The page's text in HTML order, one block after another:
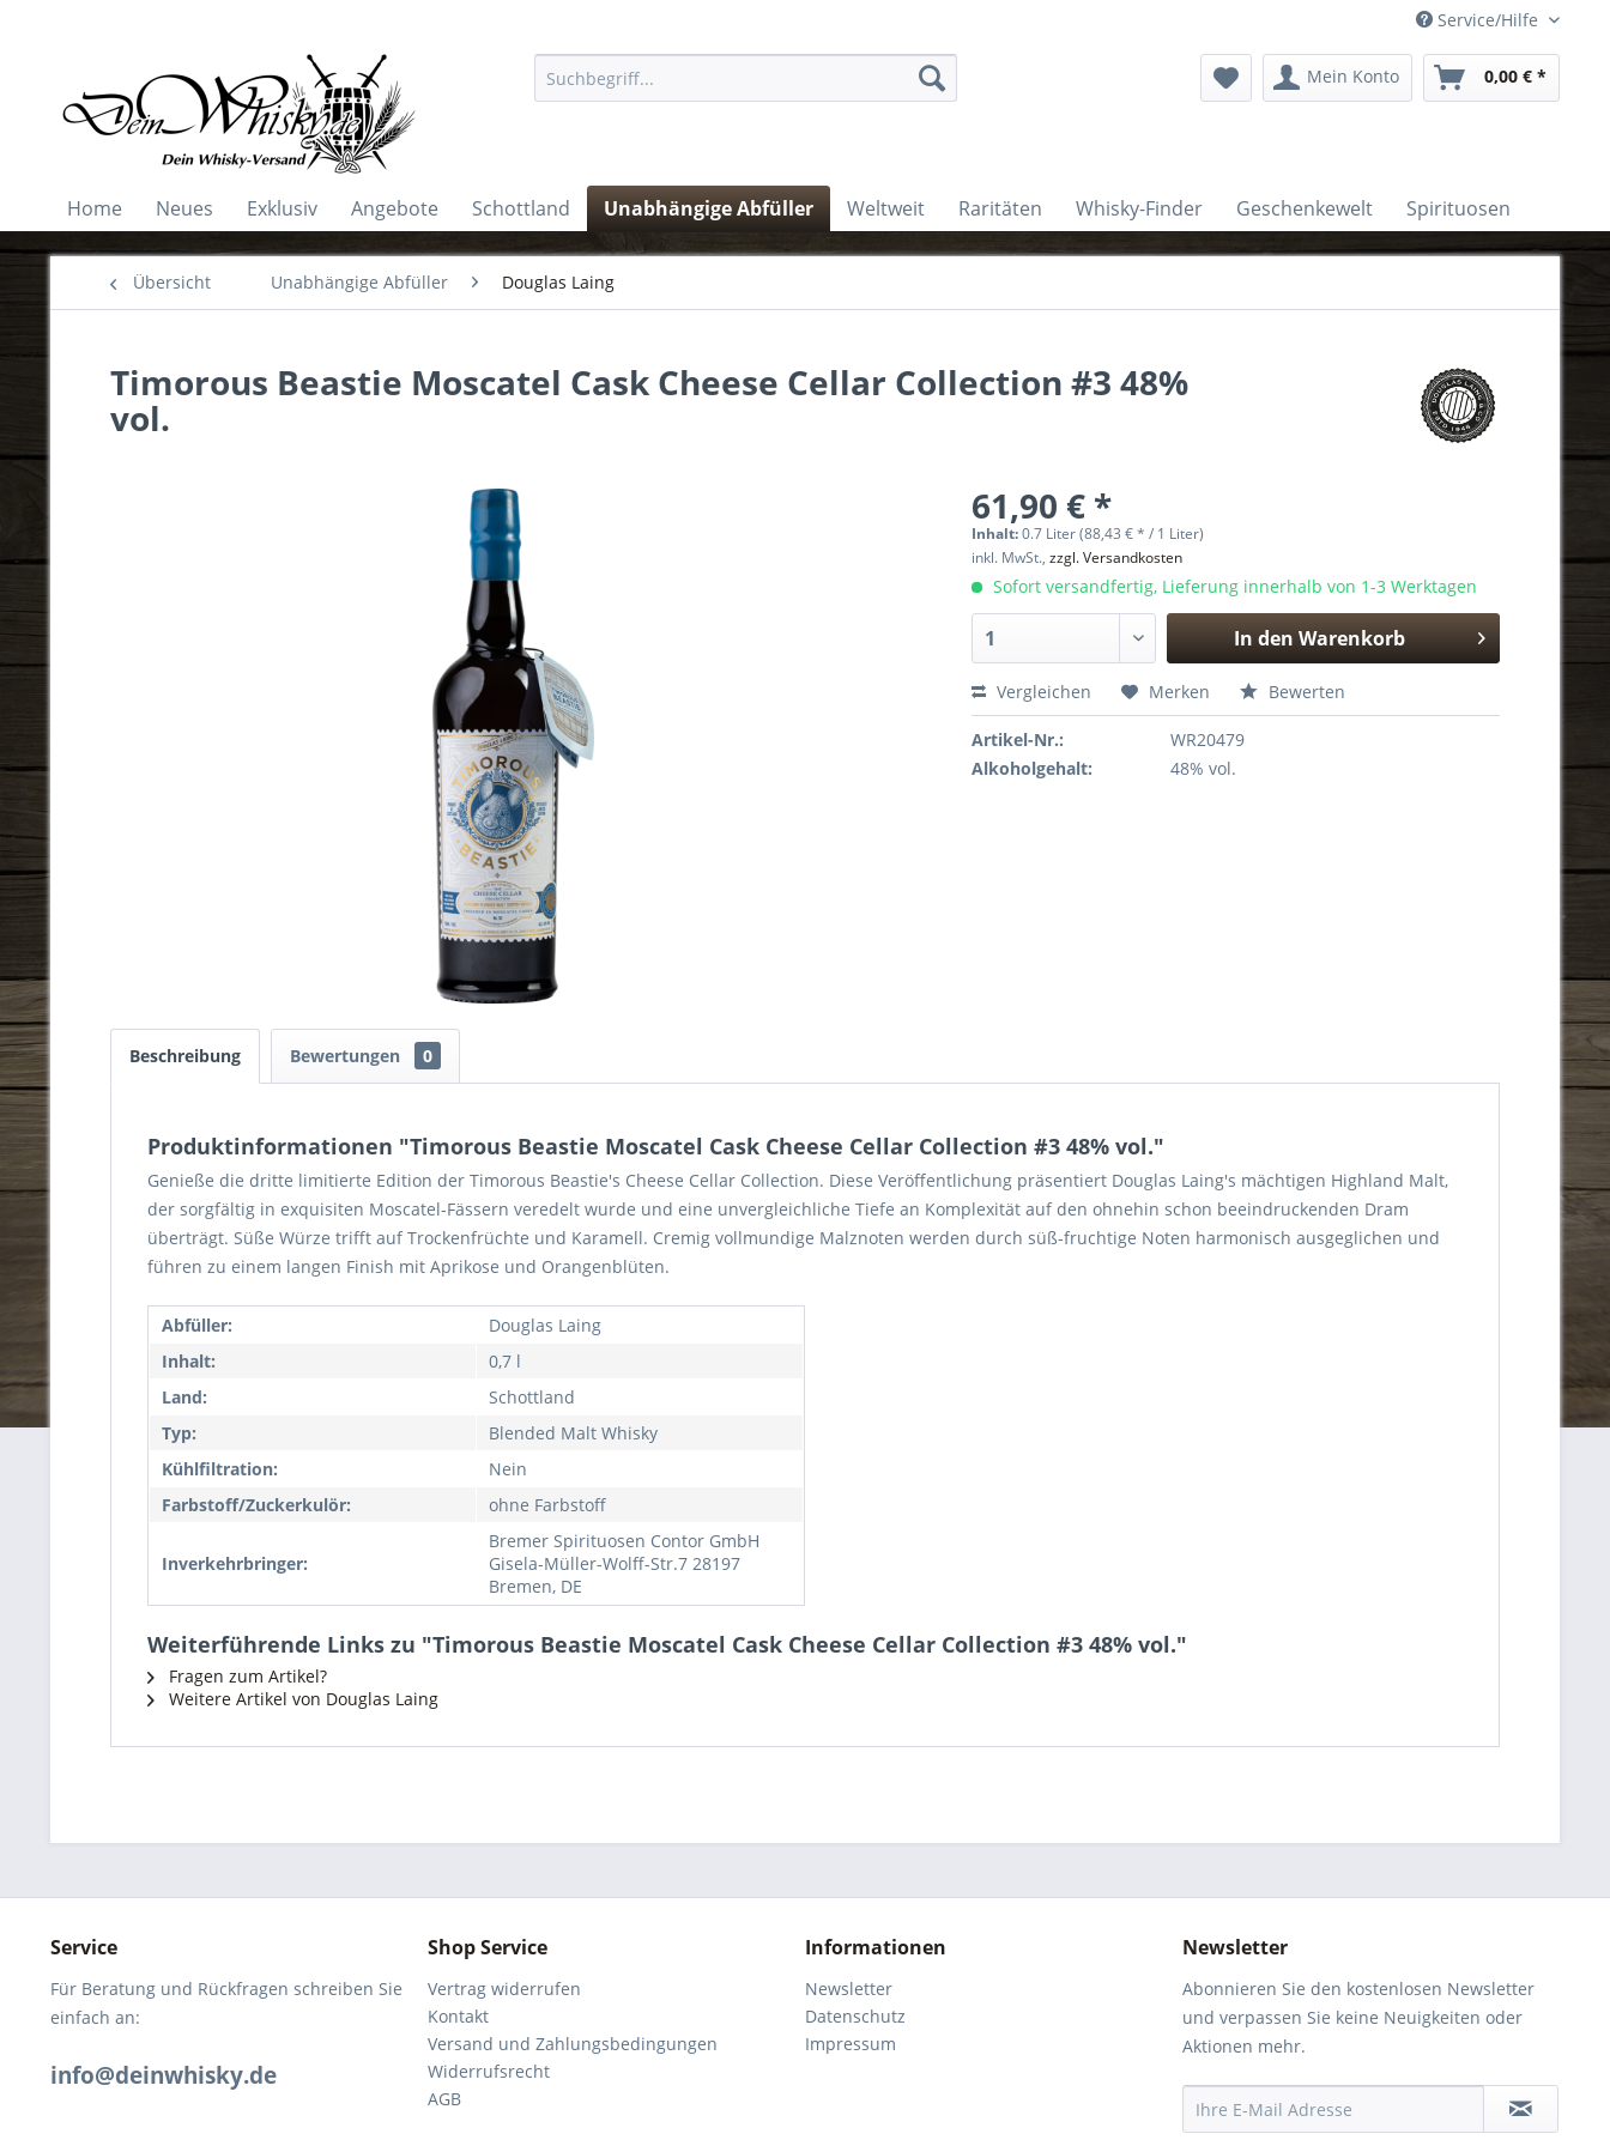
Service/Hilfe
Mein Konto 0,00 € *
Home Neues Exklusiv Angebote Schottland Unabhängige Abfüller Weltweit Raritäten Whisky-Finder Geschenkewelt Spirituosen
Übersicht Unabhängige Abfüller Douglas Laing
Timorous Beastie Moscatel Cask Cheese Cellar Collection #3 48%
vol.
61,90 € *
Inhalt:0.7 Liter (88,43 € * / 1 Liter)
inkl. MwSt.,zzgl. Versandkosten
Sofort versandfertig, Lieferung innerhalb von 1-3 Werktagen
In den Warenkorb
Hinzugefügt
Vergleichen Merken Bewerten
Artikel-Nr.:
WR20479
Alkoholgehalt:
48% vol.
Beschreibung Bewertungen 0
Produktinformationen "Timorous Beastie Moscatel Cask Cheese Cellar Collection #3 48% vol."
Genieße die dritte limitierte Edition der Timorous Beastie's Cheese Cellar Collection. Diese Veröffentlichung präsentiert Douglas Laing's mächtigen Highland Malt,
der sorgfältig in exquisiten Moscatel-Fässern veredelt wurde und eine unvergleichliche Tiefe an Komplexität auf den ohnehin schon beeindruckenden Dram
überträgt. Süße Würze trifft auf Trockenfrüchte und Karamell. Cremig vollmundige Malznoten werden durch süß-fruchtige Noten harmonisch ausgeglichen und
führen zu einem langen Finish mit Aprikose und Orangenblüten.
Abfüller:
Douglas Laing
Inhalt:
0,7 l
Land:
Schottland
Typ:
Blended Malt Whisky
Kühlfiltration:
Nein
Farbstoff/Zuckerkulör:
ohne Farbstoff
Inverkehrbringer:
Bremer Spirituosen Contor GmbH
Gisela-Müller-Wolff-Str.7 28197
Bremen, DE
Weiterführende Links zu "Timorous Beastie Moscatel Cask Cheese Cellar Collection #3 48% vol."
Fragen zum Artikel?
Weitere Artikel von Douglas Laing
Service
Für Beratung und Rückfragen schreiben Sie
einfach an:
info@deinwhisky.de
Shop Service
Vertrag widerrufen
Kontakt
Versand und Zahlungsbedingungen
Widerrufsrecht
AGB
Informationen
Newsletter
Datenschutz
Impressum
Newsletter
Abonnieren Sie den kostenlosen Newsletter
und verpassen Sie keine Neuigkeiten oder
Aktionen mehr.